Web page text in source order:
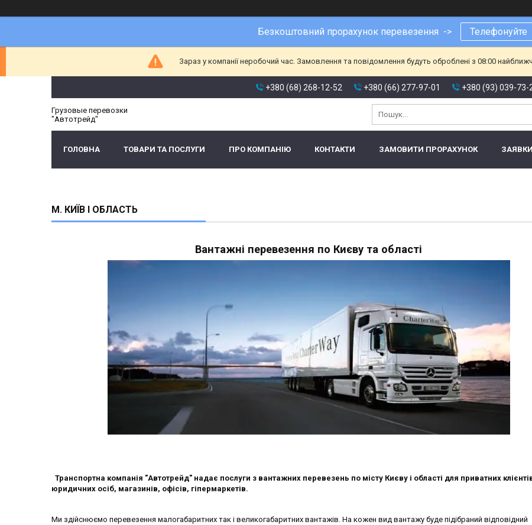
Безкоштовний прорахунок перевезення -> Телефонуйте
Зараз у компанії неробочий час. Замовлення та повідомлення будуть оброблені з 08:00
+380 (68) 268-12-52 +380 (66) 277-97-01 +380 (93) 039-73-
Грузовые перевозки
"Автотрейд"
ГОЛОВНА ТОВАРИ ТА ПОСЛУГИ ПРО КОМПАНІЮ КОНТАКТИ ЗАМОВИТИ ПРОРАХУНОК ЗАЯВКИ
М. КИЇВ І ОБЛАСТЬ
Вантажні перевезення по Києву та області
Транспортна компанія "Автотрейд" надає послуги з вантажних перевезень по місту Києву і області для приватних
юридичних осіб, магазинів, офісів, гіпермаркетів.
Ми здійснюємо перевезення малогабаритних так і великогабаритних вантажів. На кожен вид вантажу буде підібраний відповідний